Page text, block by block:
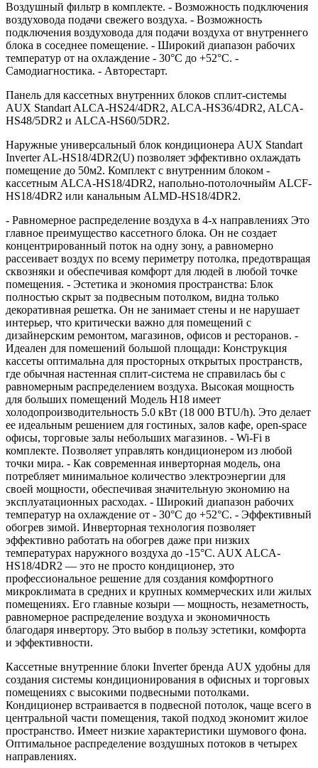
Воздушный фильтр в комплекте. - Возможность подключения
воздуховода подачи свежего воздуха. - Bозможность
подключения воздуховода для подачи воздуха от внутреннего
блока в соседнее помещение. - Широкий диапазон рабочих
температур от на охлаждение - 30°С до +52°С. -
Самодиагностика. - Авторестарт.
Панель для кассетных внутренних блоков сплит-системы
AUX Standart ALCA-HS24/4DR2, ALCA-HS36/4DR2, ALCA-
HS48/5DR2 и ALCA-HS60/5DR2.
Наружные универсальный блок кондиционера AUX Standart
Inverter AL-HS18/4DR2(U) позволяет эффективно охлаждать
помещение до 50м2. Комплект с внутренним блоком -
кассетным ALCA-HS18/4DR2, напольно-потолочныйм ALCF-
HS18/4DR2 или канальным ALMD-HS18/4DR2.
- Равномерное распределение воздуха в 4-х направлениях Это
главное преимущество кассетного блока. Он не создает
концентрированный поток на одну зону, а равномерно
рассеивает воздух по всему периметру потолка, предотвращая
сквозняки и обеспечивая комфорт для людей в любой точке
помещения. - Эстетика и экономия пространства: Блок
полностью скрыт за подвесным потолком, видна только
декоративная решетка. Он не занимает стены и не нарушает
интерьер, что критически важно для помещений с
дизайнерским ремонтом, магазинов, офисов и ресторанов. -
Идеален для помешений большой площади: Конструкция
кассеты оптимальна для просторных открытых пространств,
где обычная настенная сплит-система не справилась бы с
равномерным распределением воздуха. Высокая мощность
для больших помещений Модель H18 имеет
холодопроизводительность 5.0 кВт (18 000 BTU/h). Это делает
ее идеальным решением для гостиных, залов кафе, open-space
офисы, торговые залы небольших магазинов. - Wi-Fi в
комплекте. Позволяет управлять кондиционером из любой
точки мира. - Как современная инверторная модель, она
потребляет минимальное количество электроэнергии для
своей мощности, обеспечивая значительную экономию на
эксплуатационных расходах. - Широкий диапазон рабочих
температур на охлаждение от - 30°С до +52°С. - Эффективный
обогрев зимой. Инверторная технология позволяет
эффективно работать на обогрев даже при низких
температурах наружного воздуха до -15°C. AUX ALCA-
HS18/4DR2 — это не просто кондиционер, это
профессиональное решение для создания комфортного
микроклимата в средних и крупных коммерческих или жилых
помещениях. Его главные козыри — мощность, незаметность,
равномерное распределение воздуха и экономичность
благодаря инвертору. Это выбор в пользу эстетики, комфорта
и эффективности.
Кассетные внутренние блоки Inverter бренда AUX удобны для
создания системы кондиционирования в офисных и торговых
помещениях с высокими подвесными потолками.
Кондиционер встраивается в подвесной потолок, чаще всего в
центральной части помещения, такой подход экономит жилое
пространство. Имеет низкие характеристики шумового фона.
Оптимальное распределение воздушных потоков в четырех
направлениях.